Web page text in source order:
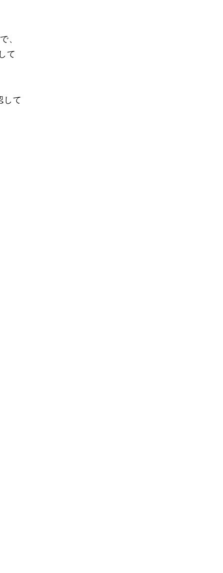
、
て
して